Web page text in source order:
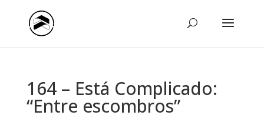
164 – Está Complicado:
“Entre escombros”